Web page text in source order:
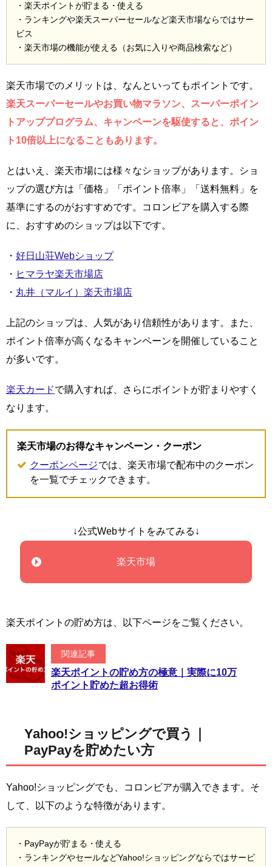
・楽天ポイントが貯まる・使える
・ランキングや楽天スーパーセールなど楽天市場ならではサー
ビス
・楽天市場の機能が使える（お気に入りや商品検索など）
楽天市場でのメリットは、なんといってもポイントです。
楽天スーパーセールやお買い物マラソン、スーパーポイン
トアッププログラム、キャンペーンを駆使すると、ポイン
ト10倍以上になることもあります。
とはいえ、楽天市場には様々なショップがあります。ショ
ップの選び方は「価格」「ポイント倍率」「送料無料」を
基準にするのがおすすめです。コロンビアを購入する際
に、おすすめのショップは以下です。
・ 好日山荘Webショップ
・ ヒマラヤ楽天市場店
・ 丸井（マルイ）楽天市場店
上記のショップは、人気があり信頼性があります。また、
ポイント倍率が高くなるキャンペーンを開催していること
が多いです。
楽天カードで購入すれば、さらにポイントが貯まりやすく
なります。
楽天市場のお得なキャンペーン・クーポン
クーポンページでは、楽天市場で配布中のクーポン
を一覧でチェックできます。
↓公式Webサイトをみてみる↓
楽天市場
楽天ポイントの貯め方は、以下ページをご覧ください。
関連記事
楽天ポイントの貯め方の極意｜実際に10万
ポイント貯めた超お得術
Yahoo!ショッピングで買う｜
PayPayを貯めたい方
Yahoo!ショッピングでも、コロンビアが購入できます。そ
して、以下のような特徴があります。
・PayPayが貯まる・使える
・ランキングやセールなどYahoo!ショッピングならではサービ